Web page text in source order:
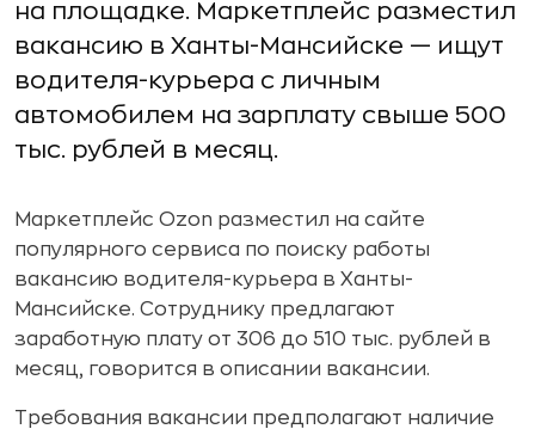
на площадке. Маркетплейс разместил
вакансию в Ханты-Мансийске — ищут
водителя-курьера с личным
автомобилем на зарплату свыше 500
тыс. рублей в месяц.
Маркетплейс Ozon разместил на сайте
популярного сервиса по поиску работы
вакансию водителя-курьера в Ханты-
Мансийске. Сотруднику предлагают
заработную плату от 306 до 510 тыс. рублей в
месяц, говорится в описании вакансии.
Требования вакансии предполагают наличие